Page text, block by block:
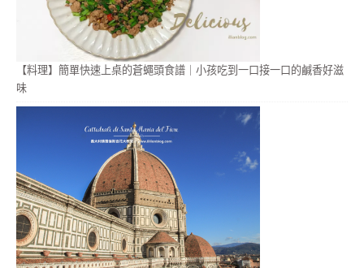
【料理】簡單快速上桌的蒼蠅頭食譜｜小孩吃到一口接一口的鹹香好滋
味